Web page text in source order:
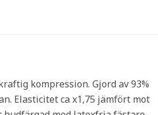
kompression. Gjord av 93%
Elasticitet ca x1,75 jämfört mot